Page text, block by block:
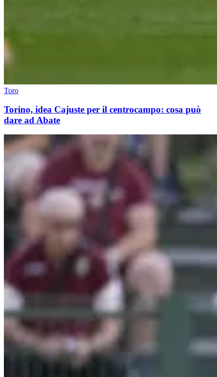
Toro
Torino, idea Cajuste per il centrocampo: cosa può
dare ad Abate